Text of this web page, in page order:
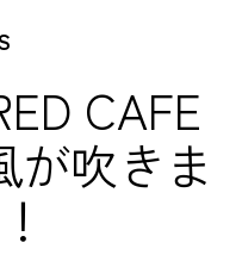
CAFE
が吹きま